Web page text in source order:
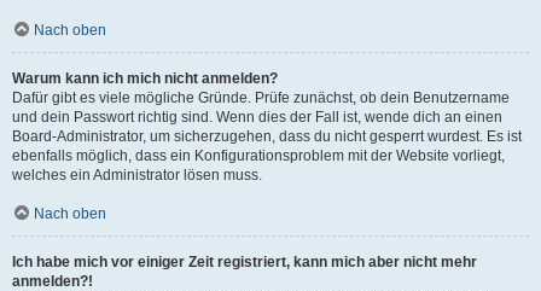
Nach oben
Warum kann ich mich nicht anmelden?
Dafür gibt es viele mögliche Gründe. Prüfe zunächst, ob dein Benutzername
und dein Passwort richtig sind. Wenn dies der Fall ist, wende dich an einen
Board-Administrator, um sicherzugehen, dass du nicht gesperrt wurdest. Es ist
ebenfalls möglich, dass ein Konfigurationsproblem mit der Website vorliegt,
welches ein Administrator lösen muss.
Nach oben
Ich habe mich vor einiger Zeit registriert, kann mich aber nicht mehr
anmelden?!